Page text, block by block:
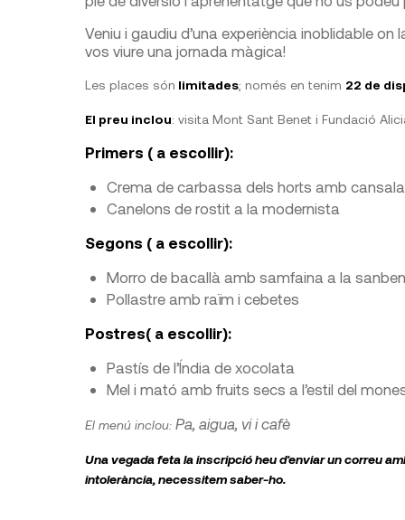
Veniu i gaudiu d’una experiència inoblidable
vos viure una jornada màgica!
Les places són limitades; només en tenim 22 de
El preu inclou: visita Mont Sant Benet i Fundació
Primers ( a escollir):
Crema de carbassa dels horts amb
Canelons de rostit a la modernista
Segons ( a escollir):
Morro de bacallà amb samfaina a la
Pollastre amb raïm i cebetes
Postres( a escollir):
Pastís de l’Índia de xocolata
Mel i mató amb fruits secs a l’estil del
El menú inclou: Pa, aigua, vi i cafè
Una vegada feta la inscripció heu d'enviar un correu
intolerància, necessitem saber-ho.